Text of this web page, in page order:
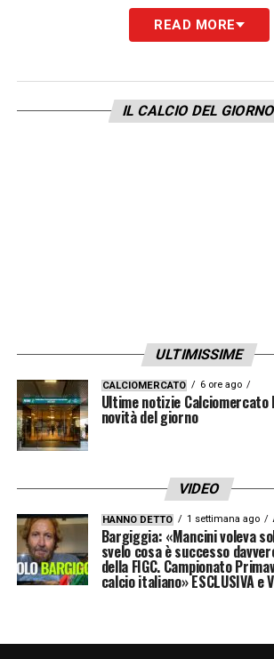
READ MORE
IL CALCIO DEL GIORNO
ULTIMISSIME
CALCIOMERCATO 6 ore ago
Ultime notizie
novità del giorno
VIDEO
HANNO DETTO 1 settimana ago
Bargiggia: «Mancini voleva
svelo cosa è successo
della FIGC. Campionato
calcio italiano» ESCLUSIVA e